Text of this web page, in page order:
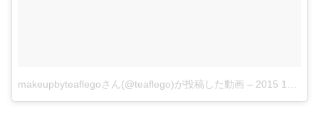
makeupbyteaflegoさん(@teaflego)が投稿した動画 – 2015 12月 17 2:22午後 PST